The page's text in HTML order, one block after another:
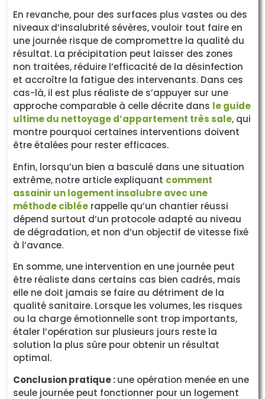
En revanche, pour des surfaces plus vastes ou des
niveaux d’insalubrité sévères, vouloir tout faire en
une journée risque de compromettre la qualité du
résultat. La précipitation peut laisser des zones
non traitées, réduire l’efficacité de la désinfection
et accroître la fatigue des intervenants. Dans ces
cas-là, il est plus réaliste de s’appuyer sur une
approche comparable à celle décrite dans le guide
ultime du nettoyage d’appartement très sale, qui
montre pourquoi certaines interventions doivent
être étalées pour rester efficaces.
Enfin, lorsqu’un bien a basculé dans une situation
extrême, notre article expliquant comment
assainir un logement insalubre avec une
méthode ciblée rappelle qu’un chantier réussi
dépend surtout d’un protocole adapté au niveau
de dégradation, et non d’un objectif de vitesse fixé
à l’avance.
En somme, une intervention en une journée peut
être réaliste dans certains cas bien cadrés, mais
elle ne doit jamais se faire au détriment de la
qualité sanitaire. Lorsque les volumes, les risques
ou la charge émotionnelle sont trop importants,
étaler l’opération sur plusieurs jours reste la
solution la plus sûre pour obtenir un résultat
optimal.
Conclusion pratique :une opération menée en une
seule journée peut fonctionner pour un logement